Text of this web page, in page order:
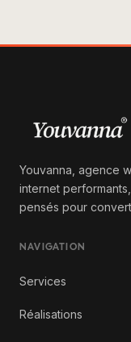
Youvanna, agence
internet
pensés pour
NAVIGATION
Services
Réalisations